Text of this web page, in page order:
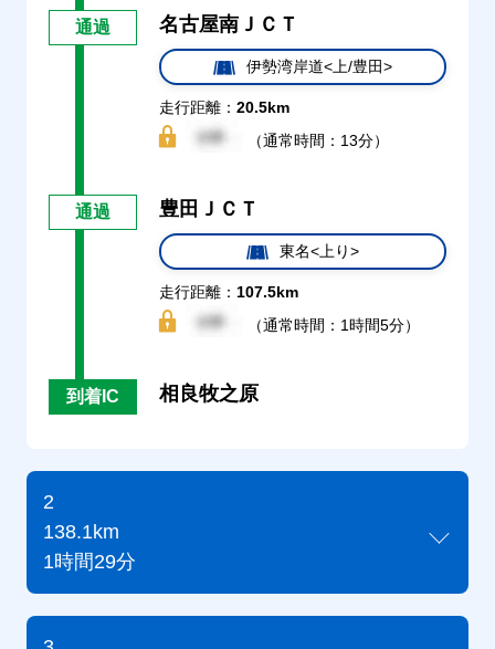
通過 名古屋南ＪＣＴ
伊勢湾岸道<上/豊田>
走行距離： 20.5km
（通常時間：13分）
通過 豊田ＪＣＴ
東名<上り>
走行距離： 107.5km
（通常時間：1時間5分）
到着IC 相良牧之原
2
138.1km
1時間29分